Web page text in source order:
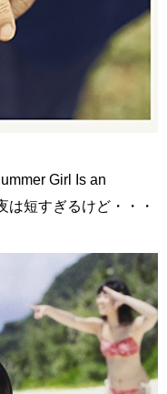
Girl Is an
は短すぎるけど・・・